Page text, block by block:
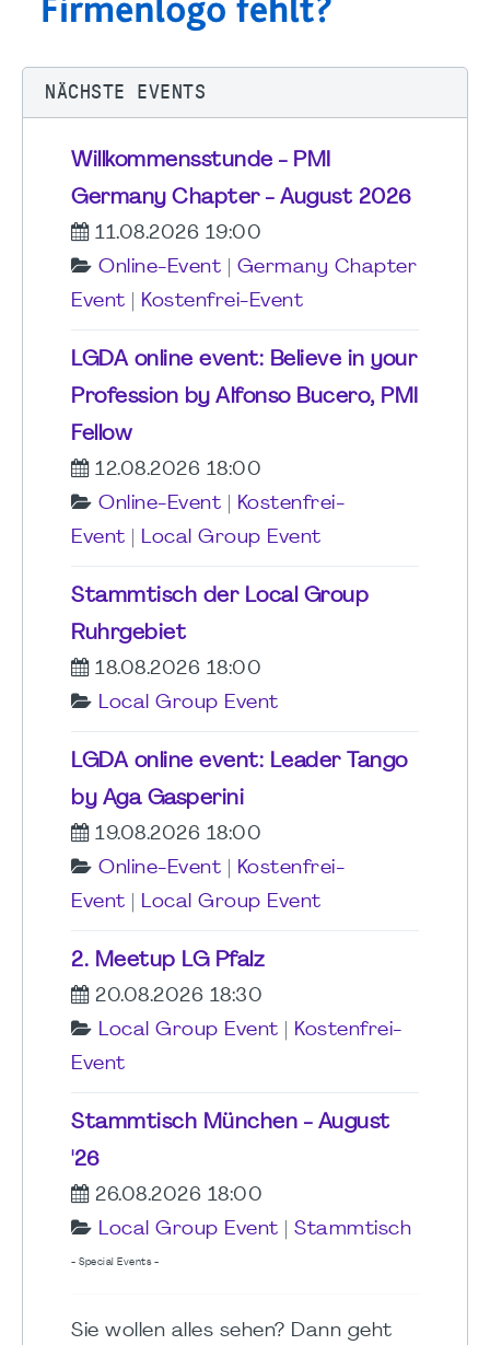
NÄCHSTE EVENTS
Willkommensstunde - PMI
Germany Chapter - August 2026
11.08.2026 19:00
Online-Event
Germany Chapter
Event
Kostenfrei-Event
LGDA online event: Believe in your
Profession by Alfonso Bucero, PMI
Fellow
12.08.2026 18:00
Online-Event
Kostenfrei-
Event
Local Group Event
Stammtisch der Local Group
Ruhrgebiet
18.08.2026 18:00
Local Group Event
LGDA online event: Leader Tango
by Aga Gasperini
19.08.2026 18:00
Online-Event
Kostenfrei-
Event
Local Group Event
2. Meetup LG Pfalz
20.08.2026 18:30
Local Group Event
Kostenfrei-
Event
Stammtisch München - August
'26
26.08.2026 18:00
Local Group Event
Stammtisch
- Special Events -
Sie wollen alles sehen? Dann geht